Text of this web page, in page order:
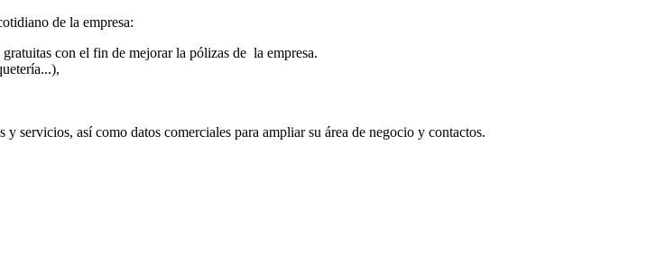
de la empresa:
con el fin de mejorar la pólizas de la empresa.
servicios, así como datos comerciales para ampliar su área de negocio y contactos.